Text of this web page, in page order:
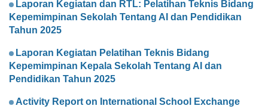
Laporan Kegiatan dan RTL: Pelatihan Teknis Bidang
Kepemimpinan Sekolah Tentang AI dan Pendidikan
Tahun 2025
Laporan Kegiatan Pelatihan Teknis Bidang
Kepemimpinan Kepala Sekolah Tentang AI dan
Pendidikan Tahun 2025
Activity Report on International School Exchange